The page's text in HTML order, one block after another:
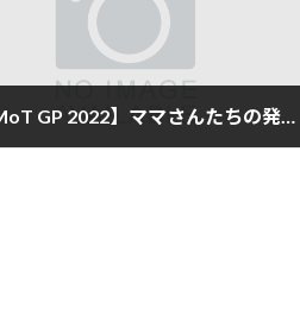
【EyeMoT GP 2022】ママさんたちの発表のタイトル決定！